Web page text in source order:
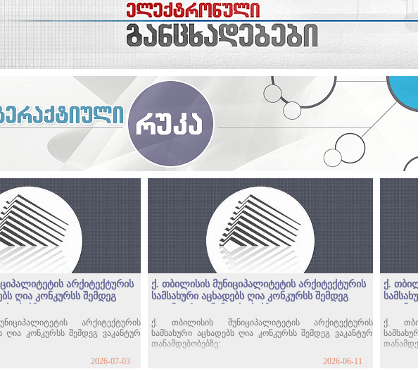
არქიტექტურის
ღია კონკურსს შემდეგ
არქიტექტურის
ღია კონკურსს შემდეგ ვაკანტურ
2026-07-03
ქ. თბილისის მუნიციპალიტეტის არქიტექტურის
სამსახური აცხადებს ღია კონკურსს შემდეგ
ქ. თბილისის მუნიციპალიტეტის არქიტექტურის
სამსახური აცხადებს ღია კონკურსს შემდეგ ვაკანტურ
თანამდებობებზე:
2026-06-11
ქ.
ქ.